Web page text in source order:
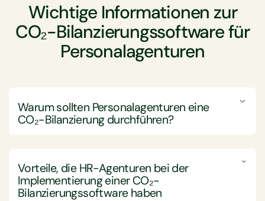
Wichtige Informationen zur
CO₂-Bilanzierungssoftware für
Personalagenturen
Warum sollten Personalagenturen eine
CO₂-Bilanzierung durchführen?
Nachhaltigkeitsprofil zu verbessern, gesetzliche
Anforderungen zu erfüllen und umweltbewusste
Kunden und Stakeholder anzuziehen.
Vorteile, die HR-Agenturen bei der
Implementierung einer CO₂-
Bilanzierungssoftwarehaben